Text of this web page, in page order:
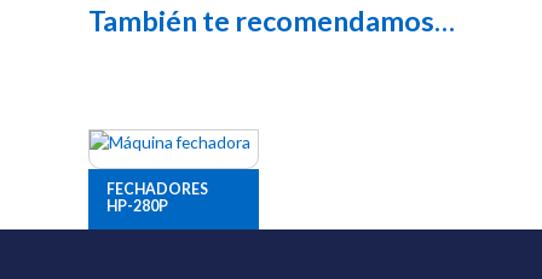
También te recomendamos…
FECHADORES
HP-280P